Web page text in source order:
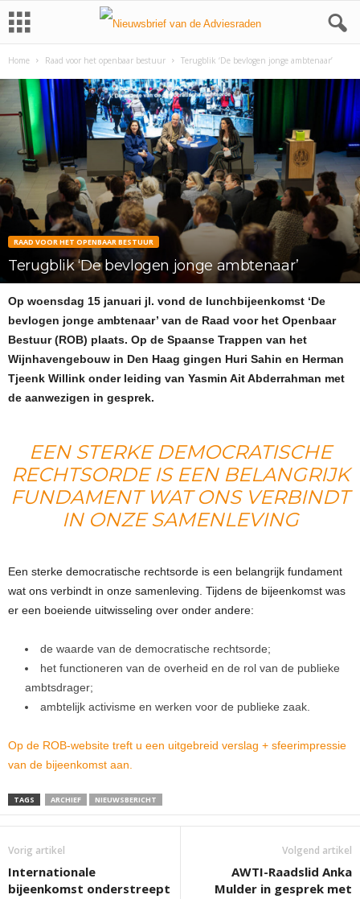
Home Raad voor het openbaar bestuur Terugblik ‘De bevlogen jonge ambtenaar’
RAAD VOOR HET OPENBAAR BESTUUR
Terugblik ‘De bevlogen jonge ambtenaar’
Op woensdag 15 januari jl. vond de lunchbijeenkomst ‘De
bevlogen jonge ambtenaar’ van de Raad voor het Openbaar
Bestuur (ROB) plaats. Op de Spaanse Trappen van het
Wijnhavengebouw in Den Haag gingen Huri Sahin en Herman
Tjeenk Willink onder leiding van Yasmin Ait Abderrahman met
de aanwezigen in gesprek.
EEN STERKE DEMOCRATISCHE
RECHTSORDE IS EEN BELANGRIJK
FUNDAMENT WAT ONS VERBINDT
IN ONZE SAMENLEVING
Een sterke democratische rechtsorde is een belangrijk fundament
wat ons verbindt in onze samenleving. Tijdens de bijeenkomst was
er een boeiende uitwisseling over onder andere:
de waarde van de democratische rechtsorde;
het functioneren van de overheid en de rol van de publieke
ambtsdrager;
ambtelijk activisme en werken voor de publieke zaak.
Op de ROB-website treft u een uitgebreid verslag + sfeerimpressie
van de bijeenkomst aan.
TAGS ARCHIEF NIEUWSBERICHT
Vorig artikel
Internationale
bijeenkomst onderstreept
Volgend artikel
AWTI-Raadslid Anka
Mulder in gesprek met